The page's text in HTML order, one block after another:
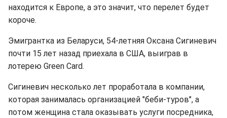
находится к Европе, а это значит, что перелет будет
короче.
Эмигрантка из Беларуси, 54-летняя Оксана Сигиневич
почти 15 лет назад приехала в США, выиграв в
лотерею Green Card.
Сигиневич несколько лет проработала в компании,
которая занималась организацией "беби-туров", а
потом женщина стала оказывать услуги посредника,